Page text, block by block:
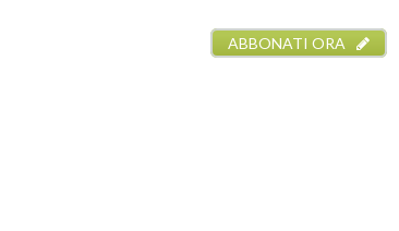
ABBONATI ORA